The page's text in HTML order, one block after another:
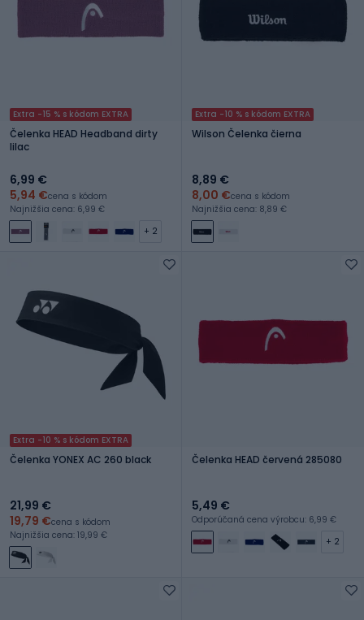
Extra -15 % s kódom EXTRA
Čelenka HEAD Headband dirty
lilac
6,99 €
5,94 €cena s kódom
Najnižšia cena: 6,99 €
+ 2
Extra -10 % s kódom EXTRA
Wilson Čelenka čierna
8,89 €
8,00 €cena s kódom
Najnižšia cena: 8,89 €
Extra -10 % s kódom EXTRA
Čelenka YONEX AC 260 black
21,99 €
19,79 €cena s kódom
Najnižšia cena: 19,99 €
Čelenka HEAD červená 285080
5,49 €
Odporúčaná cena výrobcu: 6,99 €
+ 2